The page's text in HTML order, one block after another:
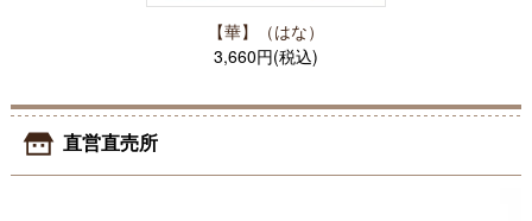
【華】（はな）
3,660円(税込)
直営直売所